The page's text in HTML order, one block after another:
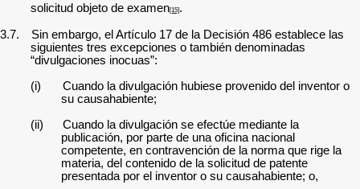
solicitud objeto de examen[15].
3.7.
Sin embargo, el Artículo 17 de la Decisión 486 establece las
siguientes tres excepciones o también denominadas
“divulgaciones inocuas”:
(i)
Cuando la divulgación hubiese provenido del inventor o
su causahabiente;
(ii)
Cuando la divulgación se efectúe mediante la
publicación, por parte de una oficina nacional
competente, en contravención de la norma que rige la
materia, del contenido de la solicitud de patente
presentada por el inventor o su causahabiente; o,